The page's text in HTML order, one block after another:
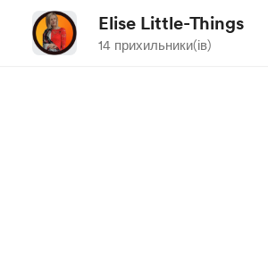
Elise Little-Things
14 прихильники(ів)